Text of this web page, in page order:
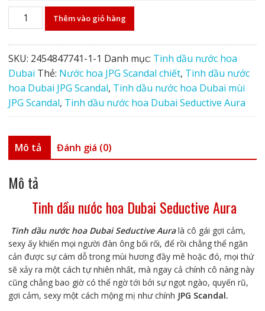
Tinh
dầu
nước
hoa
Dubai
Seductive
Aura
số
Thêm vào giỏ hàng
SKU: 2454847741-1-1 Danh mục: Tinh dầu nước hoa
Dubai Thẻ: Nước hoa JPG Scandal chiết, Tinh dầu nước
hoa Dubai JPG Scandal, Tinh dầu nước hoa Dubai mùi
JPG Scandal, Tinh dầu nước hoa Dubai Seductive Aura
Mô tả Đánh giá (0)
Mô tả
Tinh dầu nước hoa Dubai Seductive Aura
Tinh dầu nước hoa Dubai Seductive Auralà cô gái gợi cảm,
sexy ấy khiến mọi người đàn ông bối rối, để rồi chẳng thể ngăn
cản được sự cám dỗ trong mùi hương đầy mê hoặc đó, mọi thứ
sẽ xảy ra một cách tự nhiên nhất, mà ngay cả chính cô nàng này
cũng chẳng bao giờ có thể ngờ tới bởi sự ngọt ngào, quyến rũ,
gợi cảm, sexy một cách mộng mị như chính JPG Scandal.